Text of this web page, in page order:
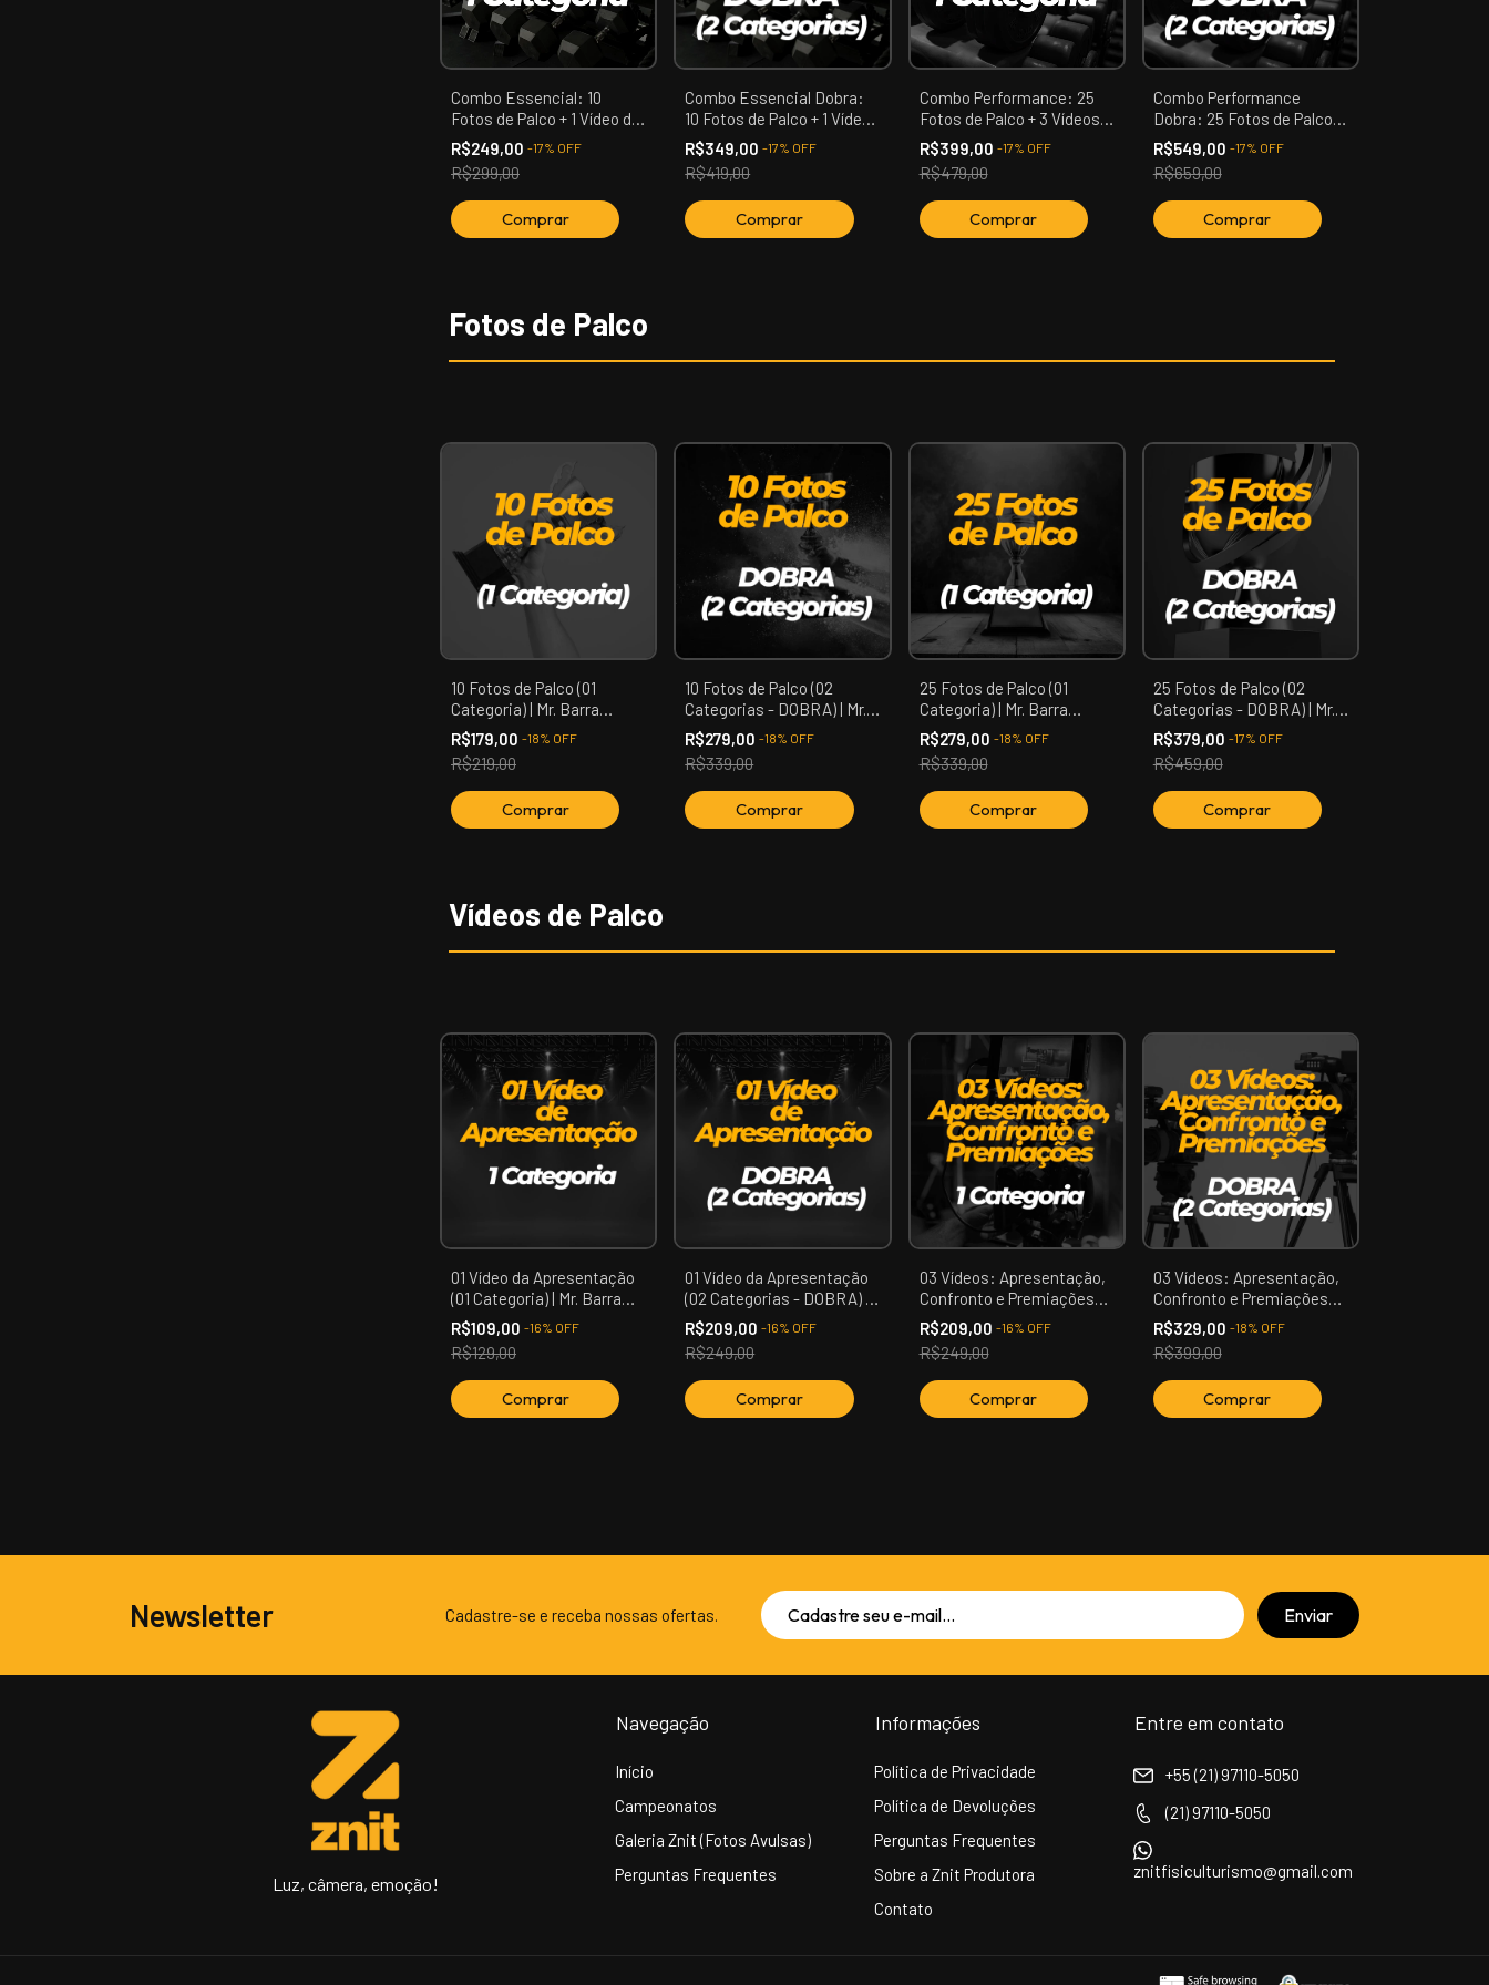
Combo Essencial: 10
Fotos de Palco + 1 Vídeo de
Apresentação (01
Categoria)
R$249,00 -17% OFF
R$299,00
Combo Essencial Dobra:
10 Fotos de Palco + 1 Vídeo
de Apresentação (02
Categoria)
R$349,00-17% OFF
R$419,00
Combo Performance: 25
Fotos de Palco + 3 Vídeos
(Apresentação, Confronto,
Premiação) (01 Categoria)
R$399,00 -17% OFF
R$479,00
Combo Performance
Dobra: 25 Fotos de Palco +
3 Vídeos (Apresentação,
Confronto, Premiação) (02
Categoria)
R$549,00 -17% OFF
R$659,00
Fotos de Palco
10 Fotos de Palco (01
Categoria) | Mr. Barra
Mansa
R$179,00 -18% OFF
R$219,00
10 Fotos de Palco (02
Categorias - DOBRA) | Mr.
Barra Mansa
R$279,00-18% OFF
R$339,00
25 Fotos de Palco (01
Categoria) | Mr. Barra
Mansa
R$279,00 -18% OFF
R$339,00
25 Fotos de Palco (02
Categorias - DOBRA) | Mr.
Barra Mansa
R$379,00 -17% OFF
R$459,00
Vídeos de Palco
01 Vídeo da Apresentação
(01 Categoria) | Mr. Barra
Mansa
R$109,00 -16% OFF
R$129,00
01 Vídeo da Apresentação
(02 Categorias - DOBRA) |
Mr. Barra Mansa
R$209,00-16% OFF
R$249,00
03 Vídeos: Apresentação,
Confronto e Premiações
(01 Categoria) | Mr. Barra
Mansa
R$209,00 -16% OFF
R$249,00
03 Vídeos: Apresentação,
Confronto e Premiações
(02 Categorias - DOBRA) |
Mr. Barra Mansa
R$329,00 -18% OFF
R$399,00
Newsletter Cadastre-se e receba nossas ofertas.
Luz, câmera, emoção!
Navegação
Início
Campeonatos
Galeria Znit (Fotos Avulsas)
Perguntas Frequentes
Informações
Política de Privacidade
Política de Devoluções
Perguntas Frequentes
Sobre a Znit Produtora
Contato
Entre em contato
+55 (21) 97110-5050
(21) 97110-5050
znitfisiculturismo@gmail.com